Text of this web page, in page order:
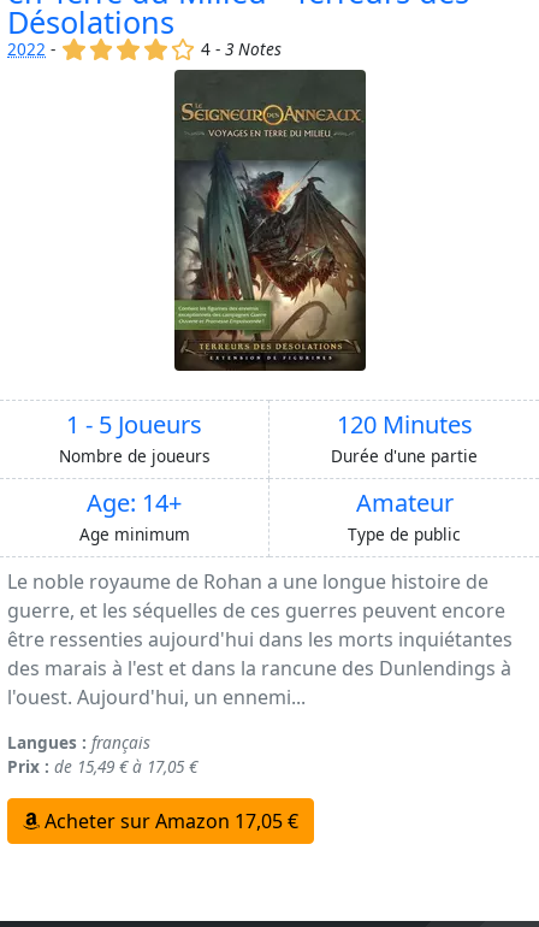
Désolations
2022 - (x) (x) (x) (x) ()4 -3 Notes
1 - 5 Joueurs
Nombre de joueurs
120 Minutes
Durée d'une partie
Age: 14+
Age minimum
Amateur
Type de public
Le noble royaume de Rohan a une longue histoire de
guerre, et les séquelles de ces guerres peuvent encore
être ressenties aujourd'hui dans les morts inquiétantes
des marais à l'est et dans la rancune des Dunlendings à
l'ouest. Aujourd'hui, un ennemi...
Langues : français
Prix : de 15,49 € à 17,05 €
Acheter sur Amazon 17,05 €